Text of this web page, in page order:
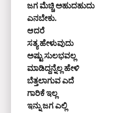
ಜಗ ಮೆಚ್ಚಿ ಅಹುದಹುದು
ಎನಬೇಕು.
ಆದರೆ
ಸತ್ಯ ಹೇಳುವುದು
ಅಷ್ಟು ಸುಲಭವಲ್ಲ
ಮಾಡಿದ್ದನ್ನೆಲ್ಲ ಹೇಳಿ
ಬೆತ್ತಲಾಗುವ ಎದೆ
ಗಾರಿಕೆ ಇಲ್ಲ
ಇನ್ನು ಜಗ ಎಲ್ಲಿ